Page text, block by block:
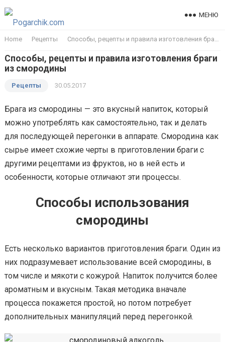
МЕНЮ
Home Рецепты Способы, рецепты и правила изготовления браги из смородины
Способы, рецепты и правила изготовления браги
из смородины
Рецепты 30.05.2017
Брага из смородины — это вкусный напиток, который
можно употреблять как самостоятельно, так и делать
для последующей перегонки в аппарате. Смородина как
сырье имеет схожие черты в приготовлении браги с
другими рецептами из фруктов, но в ней есть и
особенности, которые отличают эти процессы.
Способы использования
смородины
Есть несколько вариантов приготовления браги. Один из
них подразумевает использование всей смородины, в
том числе и мякоти с кожурой. Напиток получится более
ароматным и вкусным. Такая методика вначале
процесса покажется простой, но потом потребует
дополнительных манипуляций перед перегонкой.